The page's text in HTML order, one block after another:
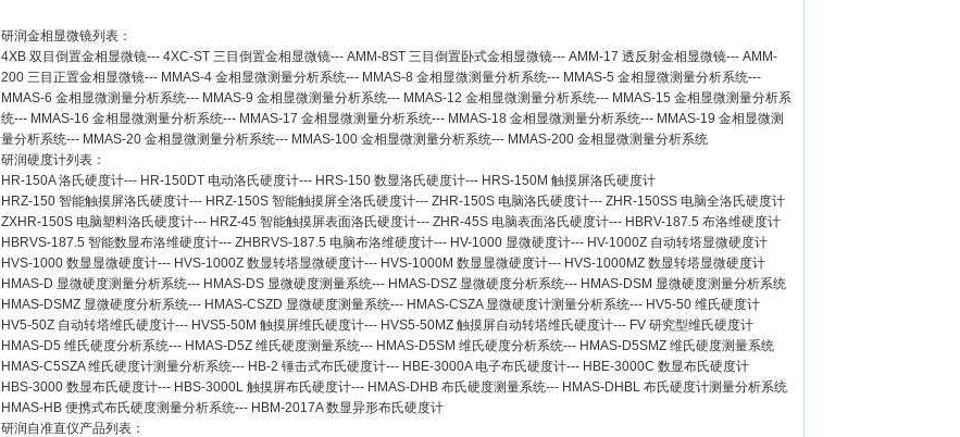
研润金相显微镜列表：
4XB 双目倒置金相显微镜--- 4XC-ST 三目倒置金相显微镜--- AMM-8ST 三目倒置卧式金相显微镜--- AMM-17 透反射金相显微镜--- AMM-
200 三目正置金相显微镜--- MMAS-4 金相显微测量分析系统--- MMAS-8 金相显微测量分析系统--- MMAS-5 金相显微测量分析系统---
MMAS-6 金相显微测量分析系统--- MMAS-9 金相显微测量分析系统--- MMAS-12 金相显微测量分析系统--- MMAS-15 金相显微测量分析系
统--- MMAS-16 金相显微测量分析系统--- MMAS-17 金相显微测量分析系统--- MMAS-18 金相显微测量分析系统--- MMAS-19 金相显微测
量分析系统--- MMAS-20 金相显微测量分析系统--- MMAS-100 金相显微测量分析系统--- MMAS-200 金相显微测量分析系统
研润硬度计列表：
HR-150A 洛氏硬度计--- HR-150DT 电动洛氏硬度计--- HRS-150 数显洛氏硬度计--- HRS-150M 触摸屏洛氏硬度计
HRZ-150 智能触摸屏洛氏硬度计--- HRZ-150S 智能触摸屏全洛氏硬度计--- ZHR-150S 电脑洛氏硬度计--- ZHR-150SS 电脑全洛氏硬度计
ZXHR-150S 电脑塑料洛氏硬度计--- HRZ-45 智能触摸屏表面洛氏硬度计--- ZHR-45S 电脑表面洛氏硬度计--- HBRV-187.5 布洛维硬度计
HBRVS-187.5 智能数显布洛维硬度计--- ZHBRVS-187.5 电脑布洛维硬度计--- HV-1000 显微硬度计--- HV-1000Z 自动转塔显微硬度计
HVS-1000 数显显微硬度计--- HVS-1000Z 数显转塔显微硬度计--- HVS-1000M 数显显微硬度计--- HVS-1000MZ 数显转塔显微硬度计
HMAS-D 显微硬度测量分析系统--- HMAS-DS 显微硬度测量系统--- HMAS-DSZ 显微硬度分析系统--- HMAS-DSM 显微硬度测量分析系统
HMAS-DSMZ 显微硬度分析系统--- HMAS-CSZD 显微硬度测量系统--- HMAS-CSZA 显微硬度计测量分析系统--- HV5-50 维氏硬度计
HV5-50Z 自动转塔维氏硬度计--- HVS5-50M 触摸屏维氏硬度计--- HVS5-50MZ 触摸屏自动转塔维氏硬度计--- FV 研究型维氏硬度计
HMAS-D5 维氏硬度分析系统--- HMAS-D5Z 维氏硬度测量系统--- HMAS-D5SM 维氏硬度分析系统--- HMAS-D5SMZ 维氏硬度测量系统
HMAS-C5SZA 维氏硬度计测量分析系统--- HB-2 锤击式布氏硬度计--- HBE-3000A 电子布氏硬度计--- HBE-3000C 数显布氏硬度计
HBS-3000 数显布氏硬度计--- HBS-3000L 触摸屏布氏硬度计--- HMAS-DHB 布氏硬度测量系统--- HMAS-DHBL 布氏硬度计测量分析系统
HMAS-HB 便携式布氏硬度测量分析系统--- HBM-2017A 数显异形布氏硬度计
研润自准直仪产品列表：